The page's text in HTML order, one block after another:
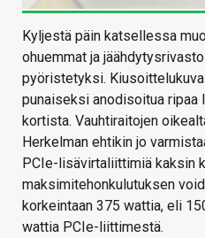
Kyljestä päin katsellessa
ohuemmat ja
pyöristetyksi.
punaiseksi anodisoitua
kortista. Vauhtiraitojen
Herkelman ehtikin jo
PCIe-lisävirtaliittimiä kaksin
maksimitehonkulutuksen
korkeintaan 375 wattia, eli
wattia PCIe-liittimestä.